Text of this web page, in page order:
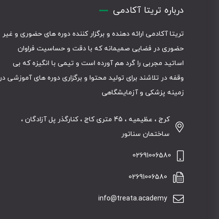
درباره تریتا آکادمی
تریتا آکادمی ارائه دهنده و برگزار کننده دوره های حضوری و غیر
حضوری در فضایی صمیمانه که با دقت و حساسیت فراوان
اساتید مجربی را گرد هم آورده است و تیمی با انگیزه که بی
وقفه در تلاشند برای تولید محتوا و برگزاری دوره های آموزشی
زمینه پزشکی و آزمایشگاهی
کرج ، عظیمیه ، 45 متری کاج ، کنارگذر پل آزادگان ،
ساختمان سناتور
02691006580
02691006580
info@treata.academy